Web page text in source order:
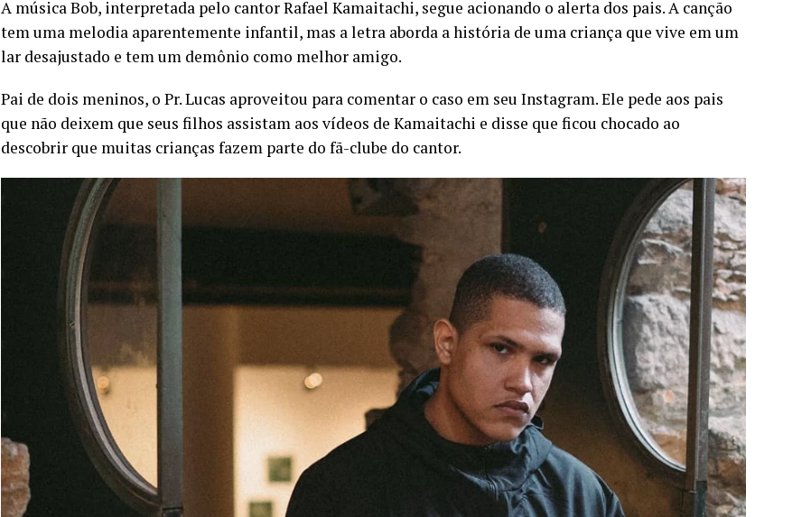
A música Bob, interpretada pelo cantor Rafael Kamaitachi, segue acionando o alerta dos pais. A canção
tem uma melodia aparentemente infantil, mas a letra aborda a história de uma criança que vive em um
lar desajustado e tem um demônio como melhor amigo.
Pai de dois meninos, o Pr. Lucas aproveitou para comentar o caso em seu Instagram. Ele pede aos pais
que não deixem que seus filhos assistam aos vídeos de Kamaitachi e disse que ficou chocado ao
descobrir que muitas crianças fazem parte do fã-clube do cantor.